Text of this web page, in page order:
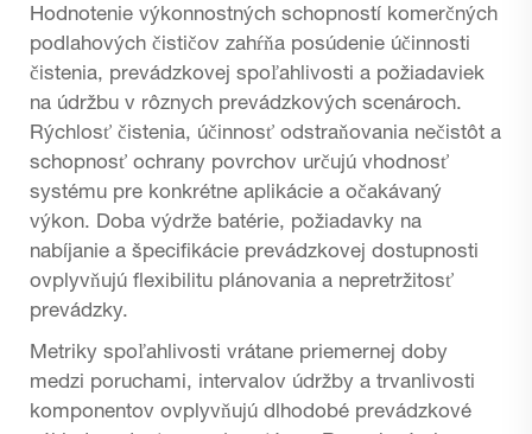
Hodnotenie výkonnostných schopností komerčných
podlahových čističov zahŕňa posúdenie účinnosti
čistenia, prevádzkovej spoľahlivosti a požiadaviek
na údržbu v rôznych prevádzkových scenároch.
Rýchlosť čistenia, účinnosť odstraňovania nečistôt a
schopnosť ochrany povrchov určujú vhodnosť
systému pre konkrétne aplikácie a očakávaný
výkon. Doba výdrže batérie, požiadavky na
nabíjanie a špecifikácie prevádzkovej dostupnosti
ovplyvňujú flexibilitu plánovania a nepretržitosť
prevádzky.
Metriky spoľahlivosti vrátane priemernej doby
medzi poruchami, intervalov údržby a trvanlivosti
komponentov ovplyvňujú dlhodobé prevádzkové